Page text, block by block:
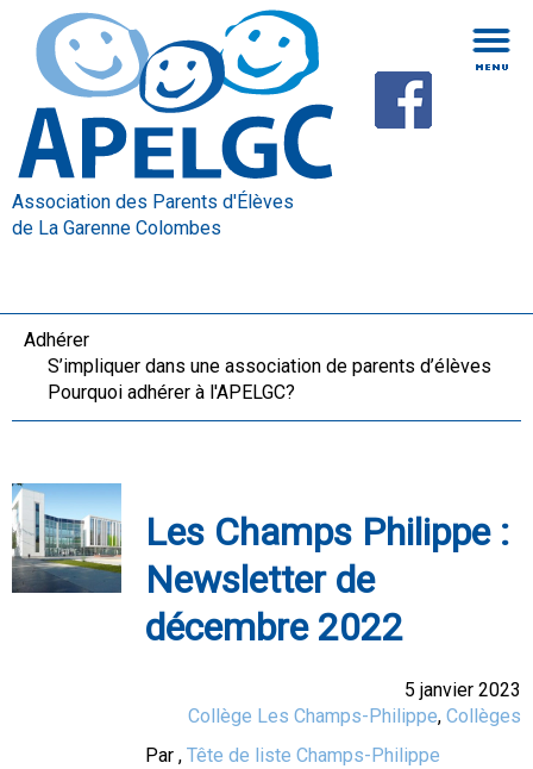
Association des Parents d'Élèves
de La Garenne Colombes
Adhérer
S’impliquer dans une association de parents d’élèves
Pourquoi adhérer à l'APELGC?
Les Champs Philippe :
Newsletter de
décembre 2022
5 janvier 2023
Collège Les Champs-Philippe, Collèges
Par , Tête de liste Champs-Philippe